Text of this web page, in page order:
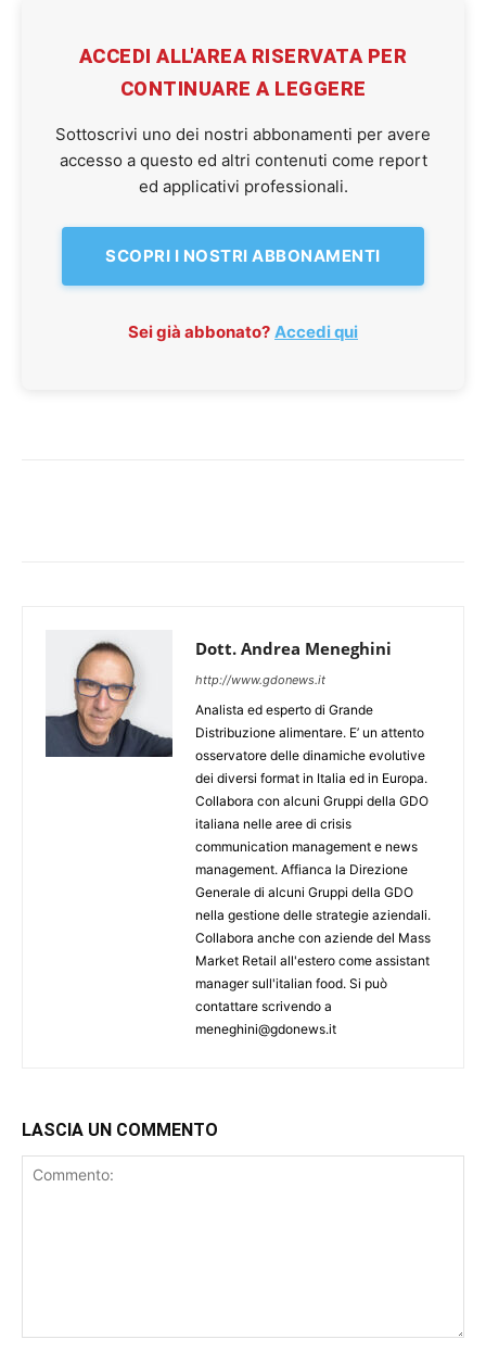
ACCEDI ALL'AREA RISERVATA PER
CONTINUARE A LEGGERE
Sottoscrivi uno dei nostri abbonamenti per avere
accesso a questo ed altri contenuti come report
ed applicativi professionali.
SCOPRI I NOSTRI ABBONAMENTI
Sei già abbonato? Accedi qui
Dott. Andrea Meneghini
http://www.gdonews.it
Analista ed esperto di Grande
Distribuzione alimentare. E’ un attento
osservatore delle dinamiche evolutive
dei diversi format in Italia ed in Europa.
Collabora con alcuni Gruppi della GDO
italiana nelle aree di crisis
communication management e news
management. Affianca la Direzione
Generale di alcuni Gruppi della GDO
nella gestione delle strategie aziendali.
Collabora anche con aziende del Mass
Market Retail all'estero come assistant
manager sull'italian food. Si può
contattare scrivendo a
meneghini@gdonews.it
LASCIA UN COMMENTO